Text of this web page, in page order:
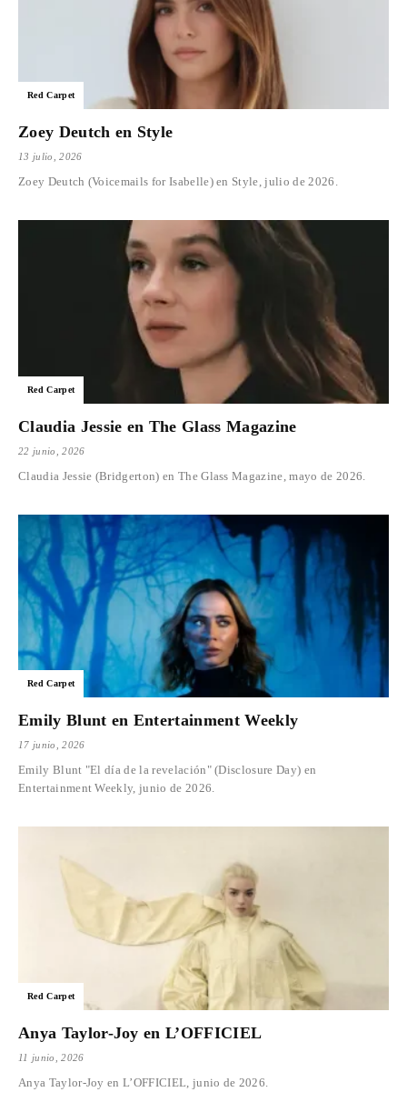
Red Carpet
Zoey Deutch en Style
13 julio, 2026
Zoey Deutch (Voicemails for Isabelle) en Style, julio de 2026.
Red Carpet
Claudia Jessie en The Glass Magazine
22 junio, 2026
Claudia Jessie (Bridgerton) en The Glass Magazine, mayo de 2026.
Red Carpet
Emily Blunt en Entertainment Weekly
17 junio, 2026
Emily Blunt "El día de la revelación" (Disclosure Day) en
Entertainment Weekly, junio de 2026.
Red Carpet
Anya Taylor-Joy en L’OFFICIEL
11 junio, 2026
Anya Taylor-Joy en L’OFFICIEL, junio de 2026.